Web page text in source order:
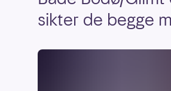
sikter de begge